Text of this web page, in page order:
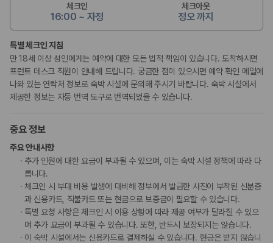
체크인
16:00 ~ 자정
체크아웃
정오 까지
특별 체크인 지침
만 18세 이상 성인에게는 예약에 대한 모든 법적 책임이 있습니다. 도착하시면
프런트 데스크 직원이 안내해 드립니다. 궁금한 점이 있으시면 예약 확인 메일에
나와 있는 연락처 정보로 숙박 시설에 문의해 주시기 바랍니다. 숙박 시설에서
제공한 정보는 자동 번역 도구로 번역되었을 수 있습니다.
중요 정보
주요 안내사항
추가 인원에 대한 요금이 부과될 수 있으며, 이는 숙박 시설 정책에 따라 다
릅니다.
체크인 시 부대 비용 발생에 대비해 정부에서 발급한 사진이 부착된 신분증
과 신용카드, 직불카드 또는 현금으로 보증금이 필요할 수 있습니다.
특별 요청 사항은 체크인 시 이용 상황에 따라 제공 여부가 달라질 수 있으
며 추가 요금이 부과될 수 있습니다. 또한, 반드시 보장되지는 않습니다.
이 숙박 시설에서는 신용카드로 결제하실 수 있습니다. 현금은 받지 않습니